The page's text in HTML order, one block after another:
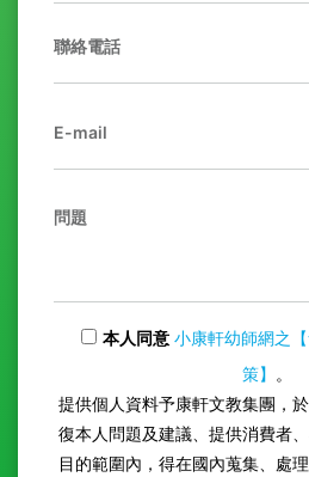
本人同意 小康軒幼師網之
策】
。
提供個人資料予康軒文教集團，
復本人問題及建議、提供消費者
目的範圍內，得在國內蒐集、處